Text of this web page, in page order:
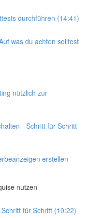
durchführen (14:41)
was du achten solltest
nützlich zur
- Schritt für Schritt
erstellen
nutzen
für Schritt (10:22)